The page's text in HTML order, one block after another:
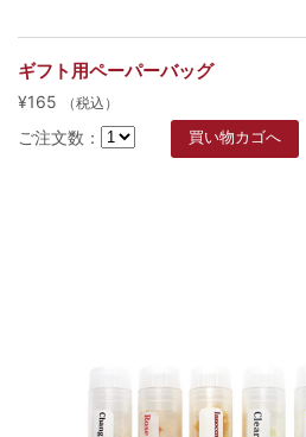
ギフト用ペーパーバッグ
¥165 （税込）
ご注文数：